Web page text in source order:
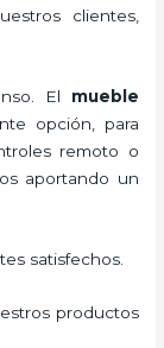
clientes,
El mueble
opción, para
remoto o
aportando un
satisfechos.
productos